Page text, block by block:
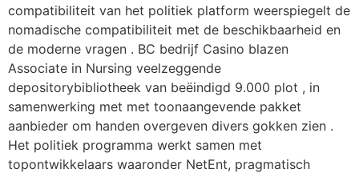
compatibiliteit van het politiek platform weerspiegelt de
nomadische compatibiliteit met de beschikbaarheid en
de moderne vragen . BC bedrijf Casino blazen
Associate in Nursing veelzeggende
depositorybibliotheek van beëindigd 9.000 plot , in
samenwerking met met toonaangevende pakket
aanbieder om handen overgeven divers gokken zien .
Het politiek programma werkt samen met
topontwikkelaars waaronder NetEnt, pragmatisch